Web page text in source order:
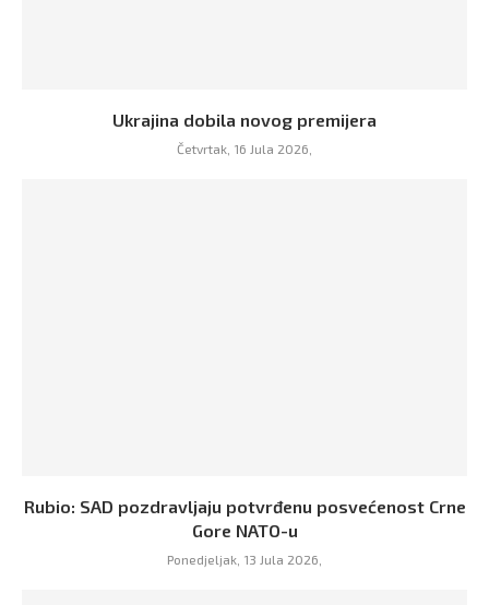
Ukrajina dobila novog premijera
Četvrtak, 16 Jula 2026,
Rubio: SAD pozdravljaju potvrđenu posvećenost Crne
Gore NATO-u
Ponedjeljak, 13 Jula 2026,